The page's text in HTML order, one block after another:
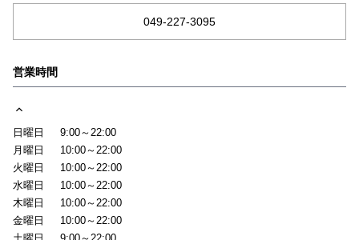
049-227-3095
営業時間
日曜日
9:00～22:00
月曜日
10:00～22:00
火曜日
10:00～22:00
水曜日
10:00～22:00
木曜日
10:00～22:00
金曜日
10:00～22:00